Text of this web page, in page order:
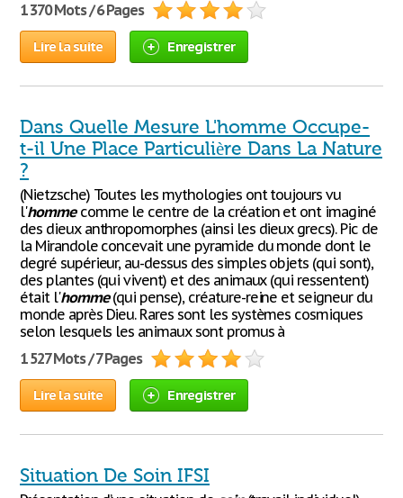
1 370 Mots / 6 Pages
Lire la suite Enregistrer
Dans Quelle Mesure L'homme Occupe-
t-il Une Place Particulière Dans La Nature
?
(Nietzsche) Toutes les mythologies ont toujours vu
l'hommecomme le centre de la création et ont imaginé
des dieux anthropomorphes (ainsi les dieux grecs). Pic de
la Mirandole concevait une pyramide du monde dont le
degré supérieur, au-dessus des simples objets (qui sont),
des plantes (qui vivent) et des animaux (qui ressentent)
était l'homme(qui pense), créature-reine et seigneur du
monde après Dieu. Rares sont les systèmes cosmiques
selon lesquels les animaux sont promus à
1 527 Mots / 7 Pages
Lire la suite Enregistrer
Situation De Soin IFSI